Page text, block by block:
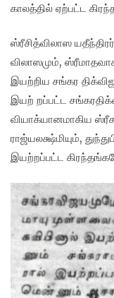
காலத்தில் ஏற்பட்ட
ஸ்ரீசித்விலாஸ
விலாஸமும்,
இயற்றிய சங்கர
இயற் றப்பட்ட
வியாக்யானமாகிய
ராஜ்யலக்ஷ்மியும்,
இயற்றப்பட்ட